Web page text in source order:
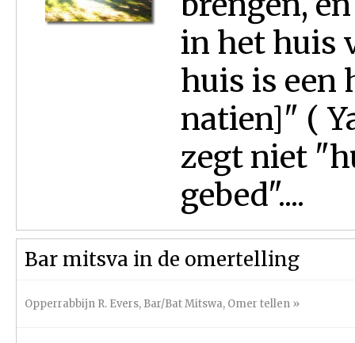
in het huis
huis is een
natien]" (
zegt niet
gebed"....
Bar mitsva in de omertelling
Opperrabbijn R. Evers, Bar/Bat Mitswa, Omer tellen »